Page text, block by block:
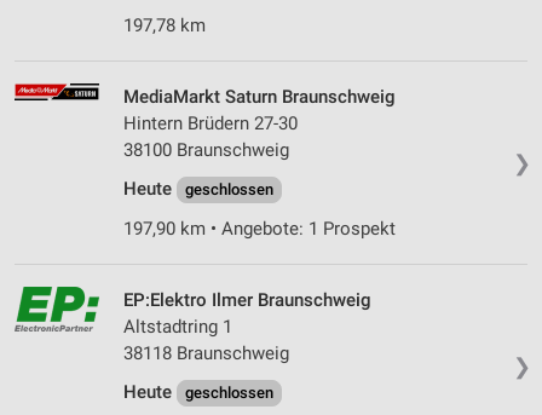
197,78 km
❯
MediaMarkt Saturn Braunschweig
Hintern Brüdern 27-30
38100 Braunschweig
Heute
geschlossen
197,90 km • Angebote: 1 Prospekt
❯
EP:Elektro Ilmer Braunschweig
Altstadtring 1
38118 Braunschweig
Heute
geschlossen